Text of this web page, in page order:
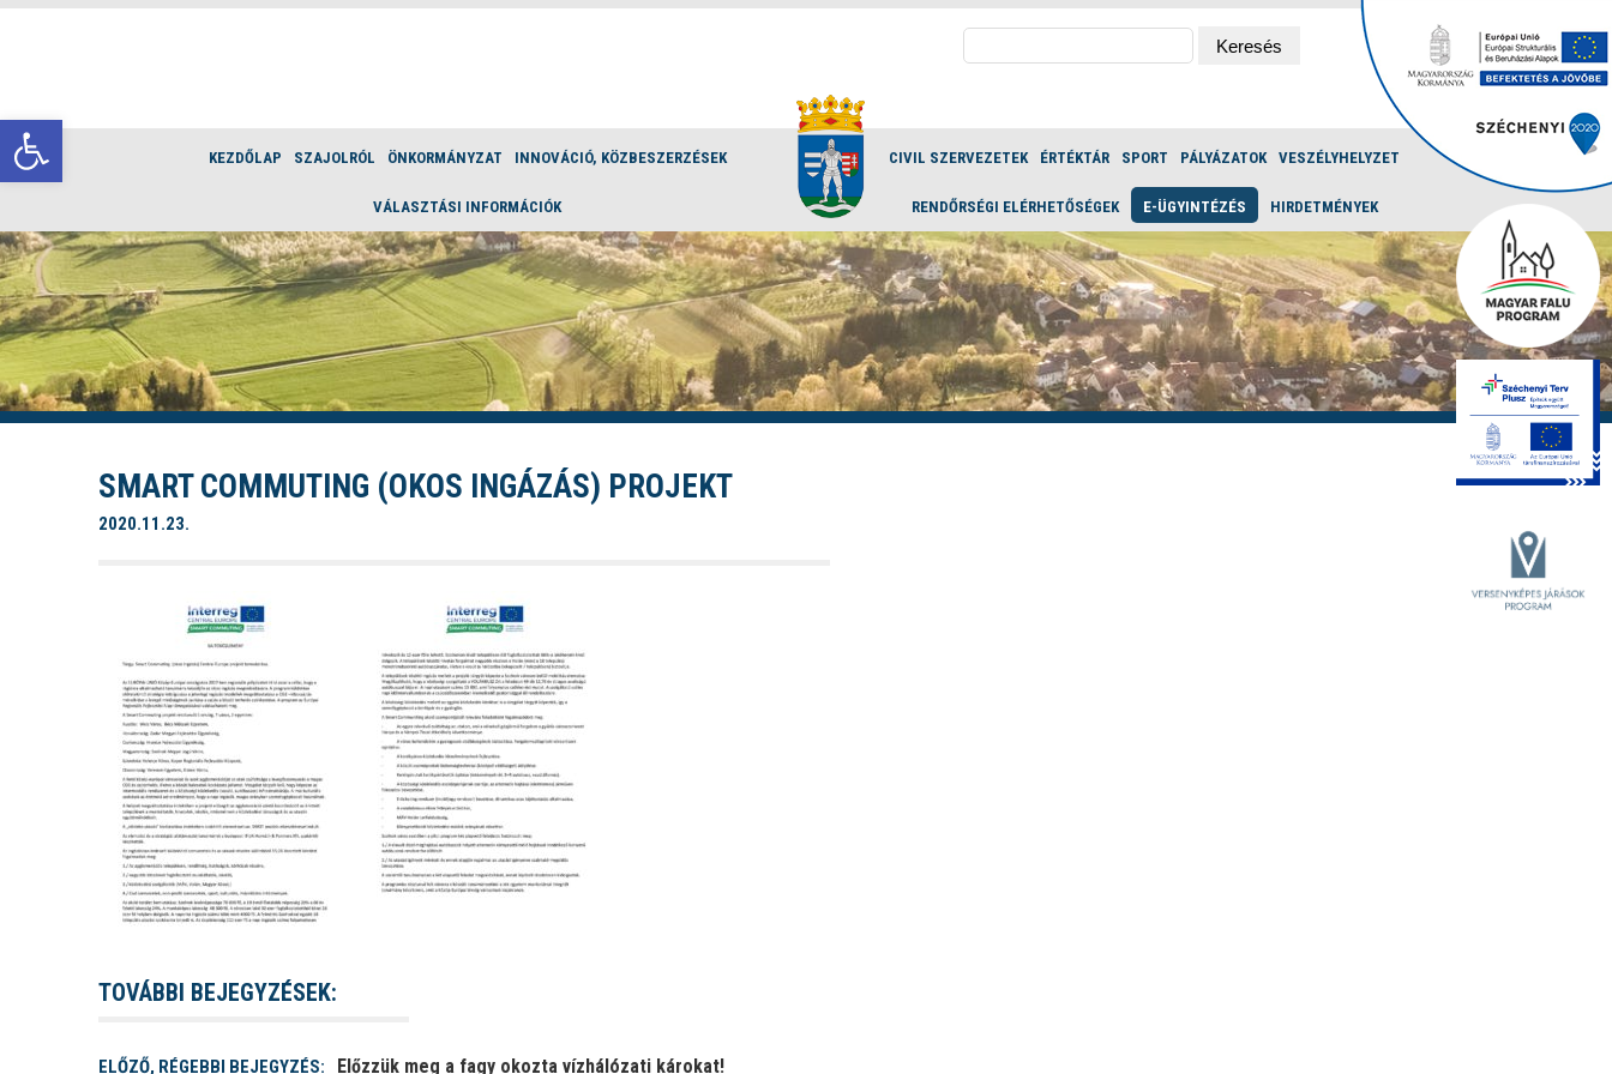
Eszköztár megnyitása
Keresés:
KEZDŐLAP SZAJOLRÓL ÖNKORMÁNYZAT INNOVÁCIÓ, KÖZBESZERZÉSEK
VÁLASZTÁSI INFORMÁCIÓK
CIVIL SZERVEZETEK ÉRTÉKTÁR SPORT PÁLYÁZATOK VESZÉLYHELYZET
RENDŐRSÉGI ELÉRHETŐSÉGEK E-ÜGYINTÉZÉS HIRDETMÉNYEK
SMART COMMUTING (OKOS INGÁZÁS) PROJEKT
2020.11.23.
TOVÁBBI BEJEGYZÉSEK:
ELŐZŐ, RÉGEBBI BEJEGYZÉS: Előzzük meg a fagy okozta vízhálózati károkat!